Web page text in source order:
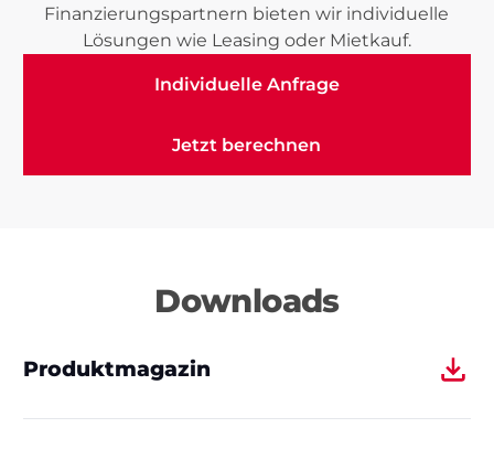
Finanzierungspartnern bieten wir individuelle
Lösungen wie Leasing oder Mietkauf.
Individuelle Anfrage
Jetzt berechnen
Downloads
Produktmagazin